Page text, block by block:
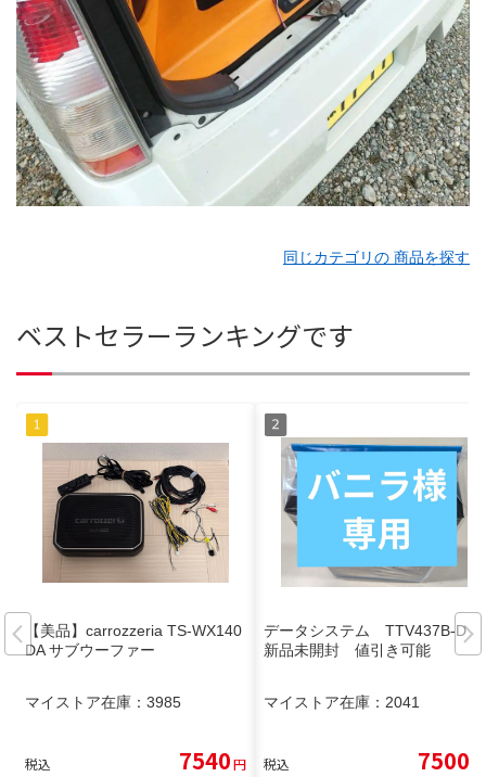
同じカテゴリの 商品を探す
ベストセラーランキングです
【美品】carrozzeria TS-WX140
DA サブウーファー
マイストア在庫： 3985
税込 7540円
データシステム TTV437B-D
新品未開封 値引き可能
マイストア在庫： 2041
税込 7500